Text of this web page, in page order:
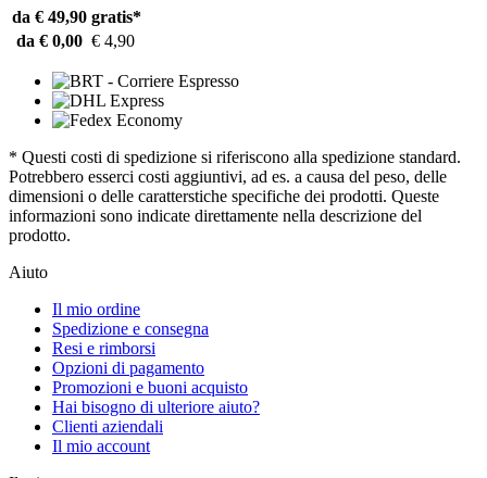
da € 49,90 gratis*
da € 0,00 € 4,90
* Questi costi di spedizione si riferiscono alla spedizione standard.
Potrebbero esserci costi aggiuntivi, ad es. a causa del peso, delle
dimensioni o delle caratterstiche specifiche dei prodotti. Queste
informazioni sono indicate direttamente nella descrizione del
prodotto.
Aiuto
Il mio ordine
Spedizione e consegna
Resi e rimborsi
Opzioni di pagamento
Promozioni e buoni acquisto
Hai bisogno di ulteriore aiuto?
Clienti aziendali
Il mio account